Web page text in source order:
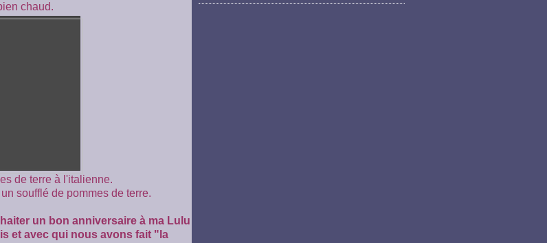
chaud.
de terre à l'italienne.
soufflé de pommes de terre.
un bon anniversaire à ma Lulu
et avec qui nous avons fait "la